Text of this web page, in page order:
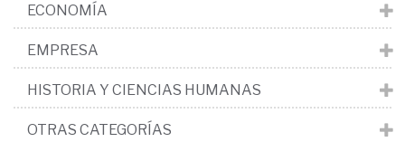
ECONOMÍA
EMPRESA
HISTORIA Y CIENCIAS HUMANAS
OTRAS CATEGORÍAS